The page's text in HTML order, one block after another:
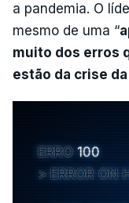
a pandemia. O
mesmo de uma “
muito dos erros
estão da crise
ERRO 100
ERROR ON